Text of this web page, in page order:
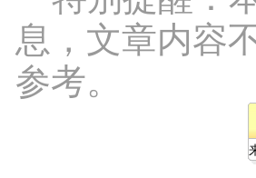
息，文章内容
参考。